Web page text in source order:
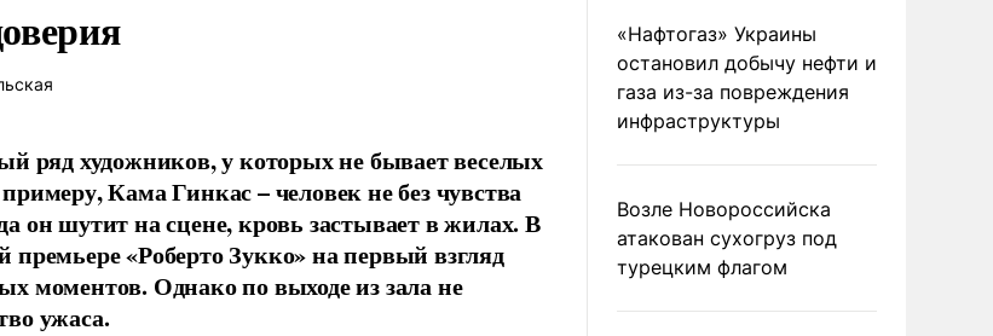
ряд художников, у которых не бывает веселых
Кама Гинкас – человек не без чувства
он шутит на сцене, кровь застывает в жилах. В
премьере «Роберто Зукко» на первый взгляд
моментов. Однако по выходе из зала не
ужаса.
«Нафтогаз» Украины
остановил добычу нефти и
газа из-за повреждения
инфраструктуры
Возле Новороссийска
атакован сухогруз под
турецким флагом